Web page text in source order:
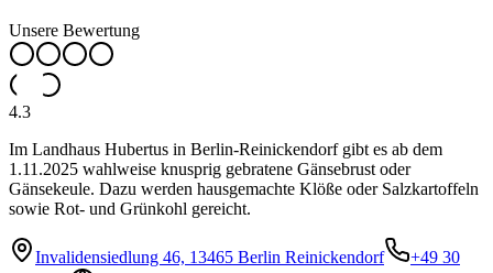
Unsere Bewertung
4.3
Im Landhaus Hubertus in Berlin-Reinickendorf gibt es ab dem
1.11.2025 wahlweise knusprig gebratene Gänsebrust oder
Gänsekeule. Dazu werden hausgemachte Klöße oder Salzkartoffeln
sowie Rot- und Grünkohl gereicht.
Invalidensiedlung 46, 13465 Berlin Reinickendorf
+49 30